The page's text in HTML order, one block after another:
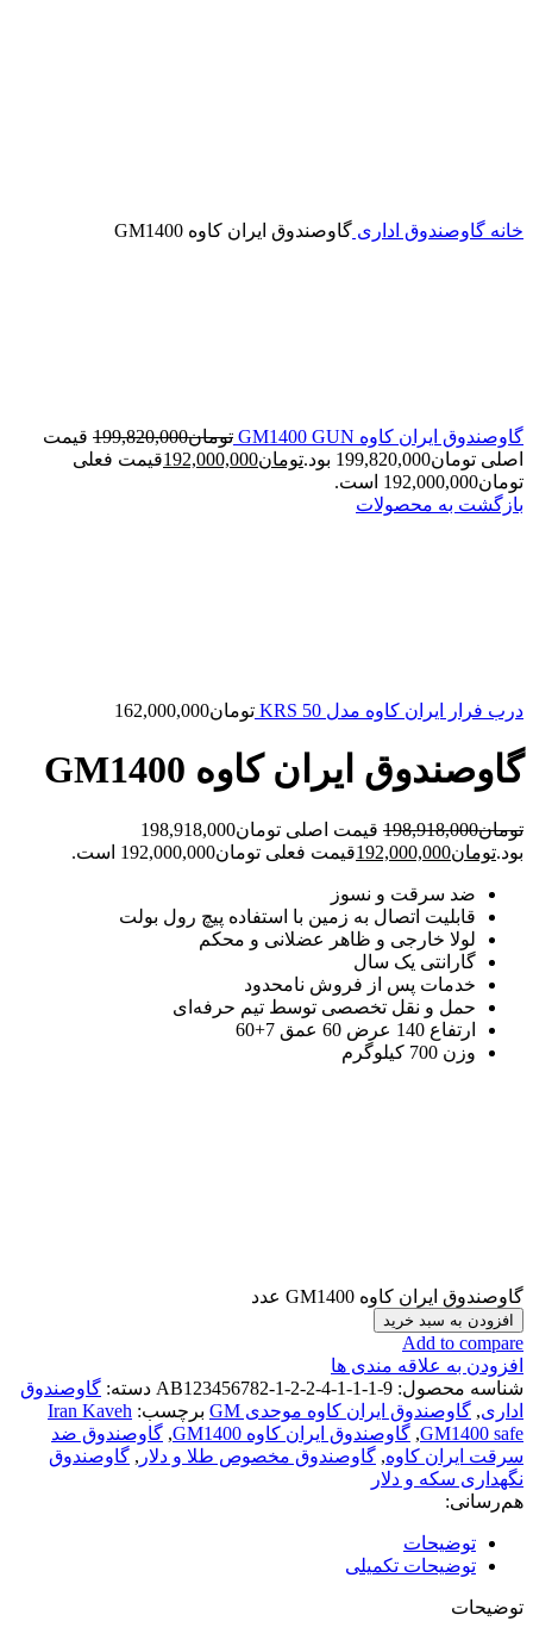
خانه گاوصندوق اداری گاوصندوق ایران کاوه GM1400
گاوصندوق ایران کاوه GM1400 GUN تومان199,820,000 قیمت
اصلی تومان199,820,000 بود.
تومان192,000,000قیمت فعلی
تومان192,000,000 است.
بازگشت به محصولات
درب فرار ایران کاوه مدل 50 KRS تومان162,000,000
گاوصندوق ایران کاوه GM1400
تومان198,918,000
قیمت اصلی تومان198,918,000
بود.تومان192,000,000قیمت فعلی تومان192,000,000 است.
ضد سرقت و نسوز
قابلیت اتصال به زمین با استفاده پیچ رول بولت
لولا خارجی و ظاهر عضلانی و محکم
گارانتی یک سال
خدمات پس از فروش نامحدود
حمل و نقل تخصصی توسط تیم حرفه‌ای
ارتفاع 140 عرض 60 عمق 7+60
وزن 700 کیلوگرم
گاوصندوق ایران کاوه GM1400 عدد
افزودن به سبد خرید
Add to compare
افزودن به علاقه مندی ها
شناسه محصول: AB123456782-1-2-2-4-1-1-1-9 دسته: گاوصندوق
اداری, گاوصندوق ایران کاوه موحدی GM برچسب: Iran Kaveh
GM1400 safe
, گاوصندوق ایران کاوه GM1400 , گاوصندوق ضد
سرقت ایران کاوه, گاوصندوق مخصوص طلا و دلار , گاوصندوق
نگهداری سکه و دلار
هم‌رسانی:
توضیحات
توضیحات تکمیلی
توضیحات